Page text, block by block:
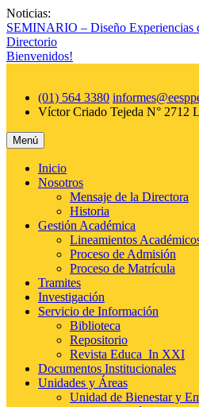
Saltar
al
contenido
Noticias:
SEMINARIO – Diseño Experiencias
Directorio
Bienvenidos!
(01) 564 3380
Víctor Criado Tejeda N° 2712
Menú
Inicio
Nosotros
Mensaje de la Directora
Historia
Gestión Académica
Lineamientos
Proceso de Admisión
Proceso de Matrícula
Tramites
Investigación
Servicio de Información
Biblioteca
Repositorio
Revista Educa_In XXI
Documentos Institucionales
Unidades y Áreas
Unidad de Bienestar y